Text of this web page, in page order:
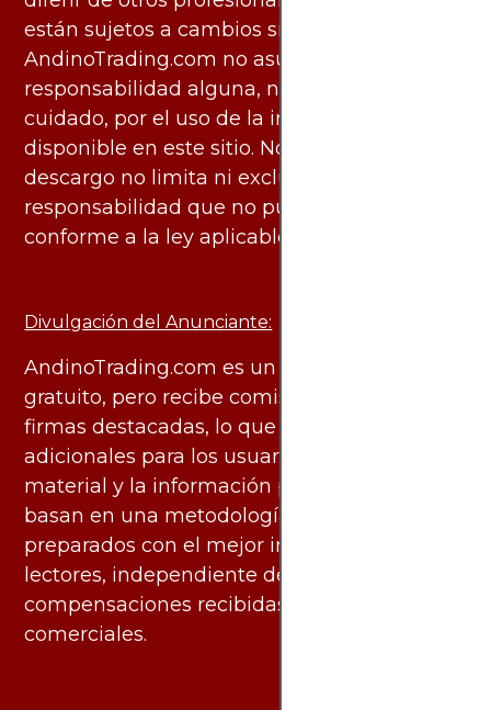
están sujetos a cambios sin previo aviso.
AndinoTrading.com no asume
responsabilidad alguna, ni deber de
cuidado, por el uso de la información
disponible en este sitio. No obstante, este
descargo no limita ni excluye ninguna
responsabilidad que no pueda ser excluida
conforme a la ley aplicable.
Divulgación del Anunciante:
AndinoTrading.com es un sitio de uso
gratuito, pero recibe comisiones de algunas
firmas destacadas, lo que no genera costos
adicionales para los usuarios. Todo el
material y la información publicados se
basan en una metodología imparcial y están
preparados con el mejor interés de los
lectores, independiente de las
compensaciones recibidas de socios
comerciales.